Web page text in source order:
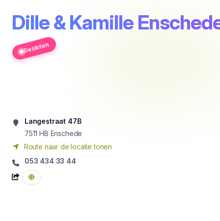
Dille & Kamille
Gesloten
Langestraat 47B
7511 HB Enschede
Route naar de locatie tonen
053 434 33 44